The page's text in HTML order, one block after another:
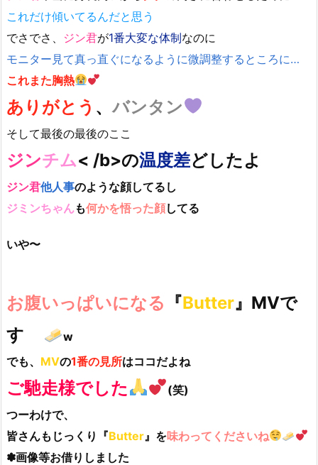
これだけ傾いてるんだと思う
でさでさ、 ジン君が1番大変な体制なのに
モニター見て真っ直ぐになるように微調整するところに…
これまた胸熱
ありがとう 、バンタン
そして最後の最後のここ
ジンチム< /b>の温度差どしたよ
ジン君他人事のような顔してるし
ジミンちゃんも何かを悟った顔してる
いや〜
お腹いっぱいになる 『Butter』MVで
す
w
でも、 MVの1番の見所はココだよね
ご馳走様でした
(笑)
つーわけで、
皆さんもじっくり『Butter 』を味わってくださいね
✽画像等お借りしました